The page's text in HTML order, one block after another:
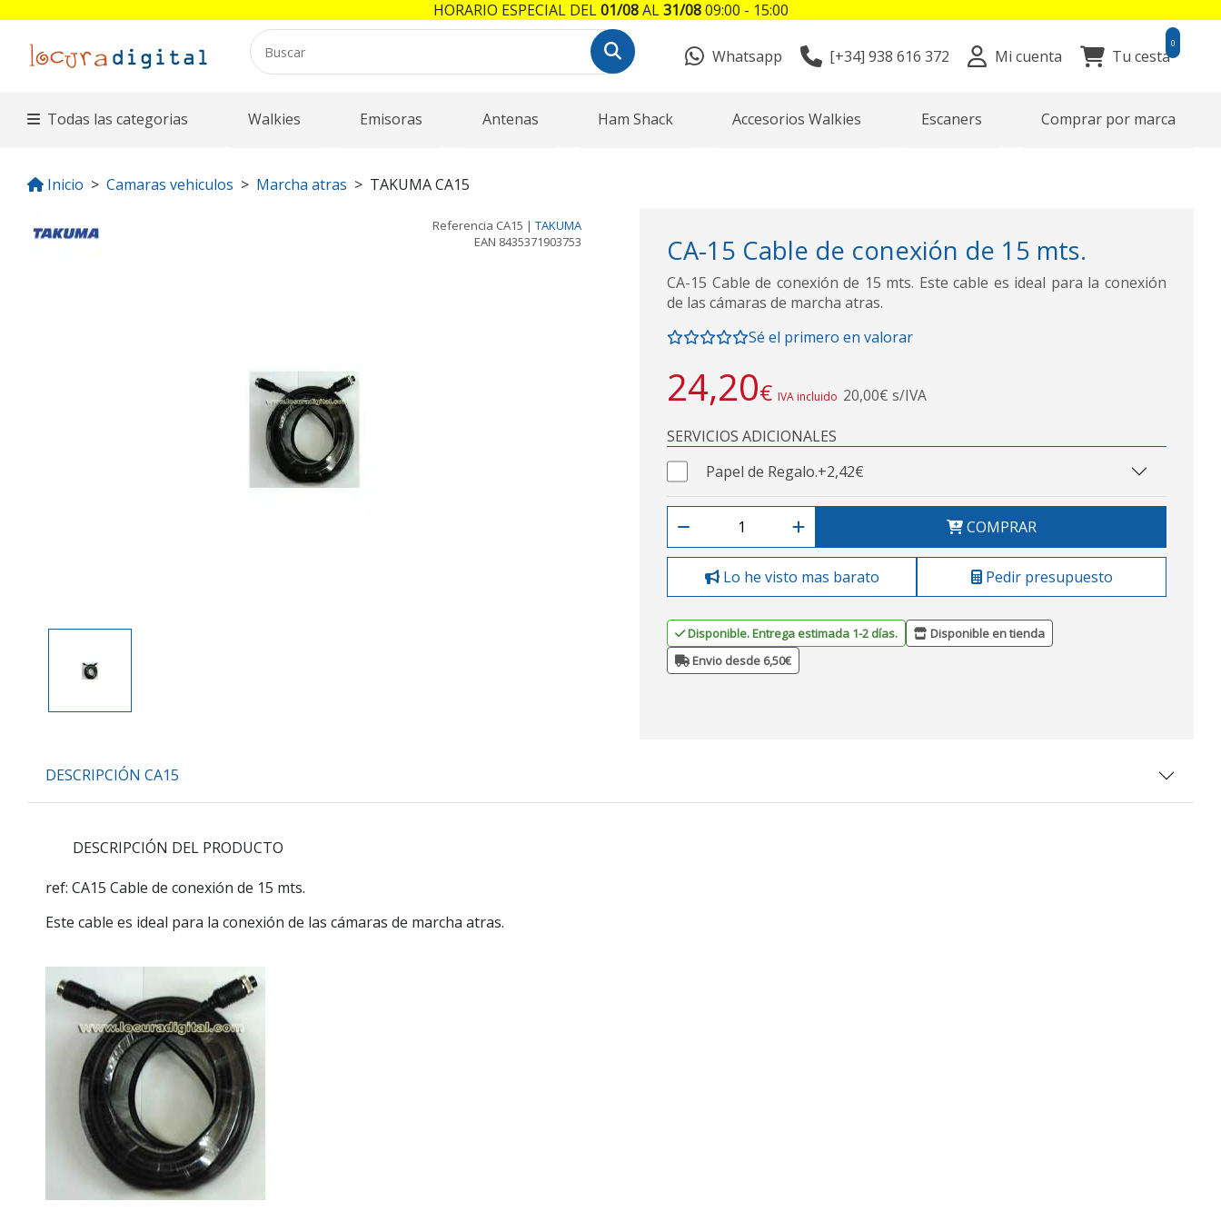
Whatsapp [+34] 938 616 372 Mi cuenta Tu cesta
0
Todas las categorias Walkies Emisoras Antenas Ham Shack Accesorios Walkies Escaners Comprar por marca
Inicio Camaras vehiculos Marcha atras TAKUMA CA15
Referencia CA15 | TAKUMA
EAN 8435371903753 CA-15 Cable de conexión de 15 mts.
CA-15 Cable de conexión de 15 mts. Este cable es ideal para la conexión
de las cámaras de marcha atras.
Sé el primero en valorar
24,20€ IVA incluido 20,00€ s/IVA
SERVICIOS ADICIONALES
Papel de Regalo.+2,42€
COMPRAR
Lo he visto mas barato Pedir presupuesto
Disponible. Entrega estimada 1-2 días.
Disponible en tienda
Envio desde 6,50€
DESCRIPCIÓN CA15
DESCRIPCIÓN DEL PRODUCTO
ref: CA15 Cable de conexión de 15 mts.
Este cable es ideal para la conexión de las cámaras de marcha atras.
HORARIO ESPECIAL DEL01/08AL31/0809:00 - 15:00